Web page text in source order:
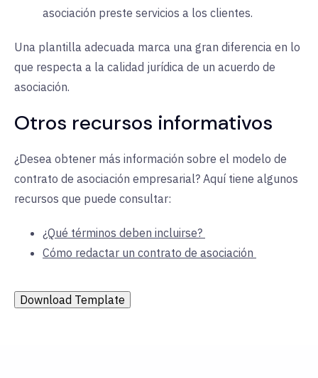
asociación preste servicios a los clientes.
Una plantilla adecuada marca una gran diferencia en lo
que respecta a la calidad jurídica de un acuerdo de
asociación.
Otros recursos informativos
¿Desea obtener más información sobre el modelo de
contrato de asociación empresarial? Aquí tiene algunos
recursos que puede consultar:
¿Qué términos deben incluirse?
Cómo redactar un contrato de asociación
Download Template